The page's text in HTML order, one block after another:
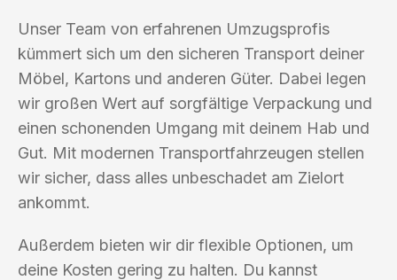
Unser Team von erfahrenen Umzugsprofis
kümmert sich um den sicheren Transport deiner
Möbel, Kartons und anderen Güter. Dabei legen
wir großen Wert auf sorgfältige Verpackung und
einen schonenden Umgang mit deinem Hab und
Gut. Mit modernen Transportfahrzeugen stellen
wir sicher, dass alles unbeschadet am Zielort
ankommt.
Außerdem bieten wir dir flexible Optionen, um
deine Kosten gering zu halten. Du kannst